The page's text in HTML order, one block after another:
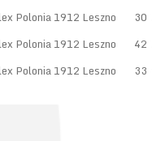
Polonia 1912 Leszno 30
Polonia 1912 Leszno 42
Polonia 1912 Leszno 33